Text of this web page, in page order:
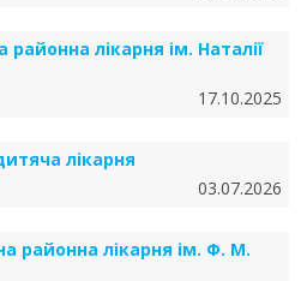
лікарня ім. Наталії
17.10.2025
лікарня
03.07.2026
районна лікарня ім. Ф. М.